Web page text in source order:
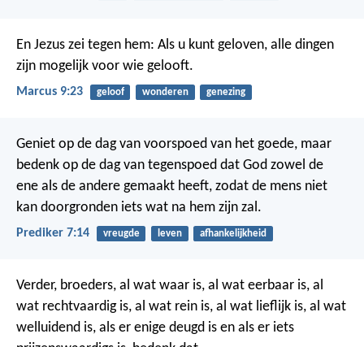
En Jezus zei tegen hem: Als u kunt geloven, alle dingen
zijn mogelijk voor wie gelooft.
Marcus 9:23 geloof wonderen genezing
Geniet op de dag van voorspoed van het goede, maar
bedenk op de dag van tegenspoed dat God zowel de
ene als de andere gemaakt heeft, zodat de mens niet
kan doorgronden iets wat na hem zijn zal.
Prediker 7:14 vreugde leven afhankelijkheid
Verder, broeders, al wat waar is, al wat eerbaar is, al
wat rechtvaardig is, al wat rein is, al wat lieflijk is, al wat
welluidend is, als er enige deugd is en als er iets